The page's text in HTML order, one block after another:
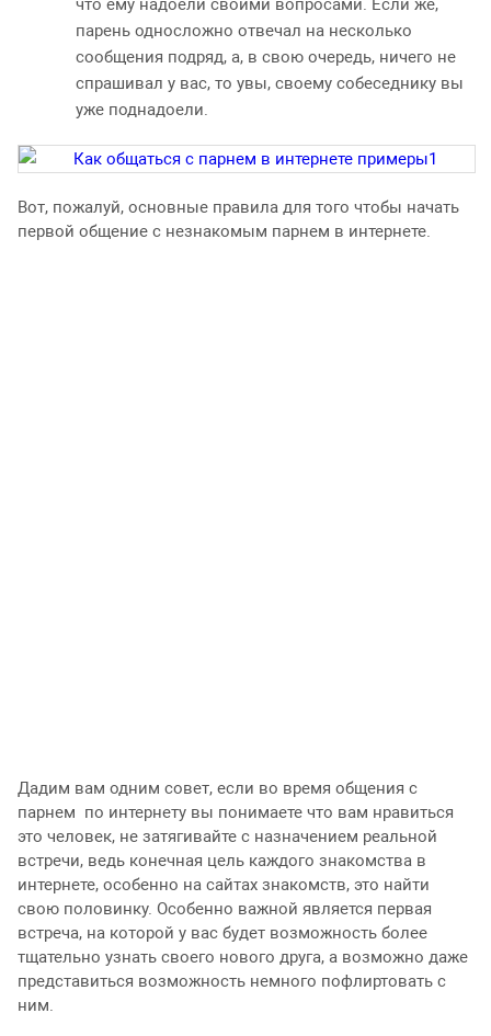
парень односложно отвечал на несколько
сообщения подряд, а, в свою очередь, ничего не
спрашивал у вас, то увы, своему собеседнику вы
уже поднадоели.
Вот, пожалуй, основные правила для того чтобы начать
первой общение с незнакомым парнем в интернете.
Дадим вам одним совет, если во время общения с
парнем по интернету вы понимаете что вам нравиться
это человек, не затягивайте с назначением реальной
встречи, ведь конечная цель каждого знакомства в
интернете, особенно на сайтах знакомств, это найти
свою половинку. Особенно важной является первая
встреча, на которой у вас будет возможность более
тщательно узнать своего нового друга, а возможно даже
представиться возможность немного пофлиртовать с
ним.